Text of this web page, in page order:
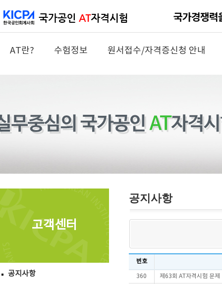
AT란? 수험정보 원서접수/자격증신청 안내
고객센터
공지사항
공지사항
번호
360 제63회 AT자격시험 문